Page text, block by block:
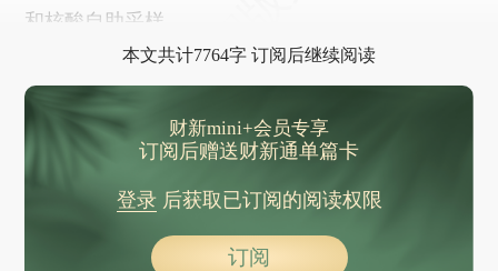
和核酸自助采样。
本文共计7764字 订阅后继续阅读
财新mini+会员专享
订阅后赠送财新通单篇卡
登录后获取已订阅的阅读权限
订阅